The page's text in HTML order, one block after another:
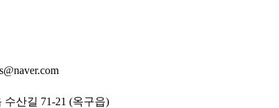
산길 71-21 (옥구읍)